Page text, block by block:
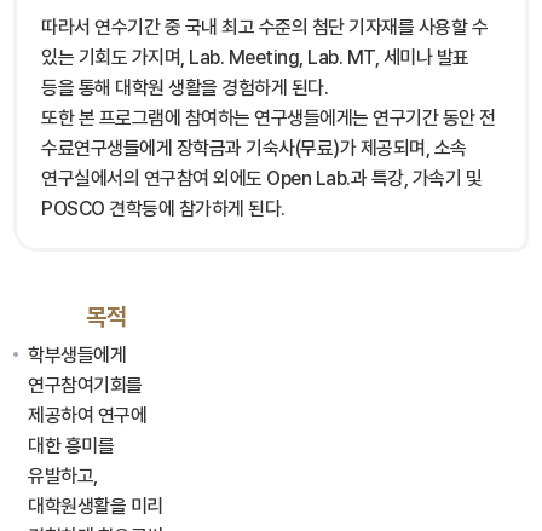
따라서 연수기간 중 국내 최고 수준의 첨단 기자재를 사용할 수
있는 기회도 가지며, Lab. Meeting, Lab. MT, 세미나 발표
등을 통해 대학원 생활을 경험하게 된다.
또한 본 프로그램에 참여하는 연구생들에게는 연구기간 동안 전
수료연구생들에게 장학금과 기숙사(무료)가 제공되며, 소속
연구실에서의 연구참여 외에도 Open Lab.과 특강, 가속기 및
POSCO 견학등에 참가하게 된다.
목적
학부생들에게
연구참여기회를
제공하여 연구에
대한 흥미를
유발하고,
대학원생활을 미리